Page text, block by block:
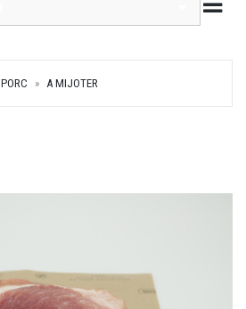
PORC A MIJOTER